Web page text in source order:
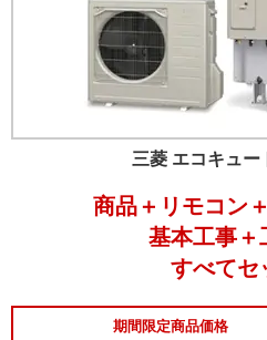
三菱 エコキュー
商品＋リモコン
基本工事＋
すべてセ
期間限定商品価格